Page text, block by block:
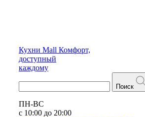
Кухни Mall Комфорт,
доступный
каждому
Поиск
ПН-ВС
с 10:00 до 20:00